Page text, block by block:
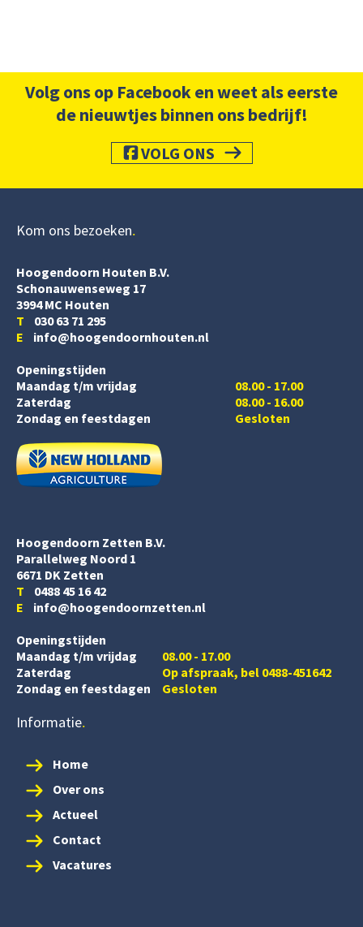
Volg ons op Facebook en weet als eerste
de nieuwtjes binnen ons bedrijf!
VOLG ONS
Kom ons bezoeken
Hoogendoorn Houten B.V.
Schonauwenseweg 17
3994 MC Houten
T 030 63 71 295
E info@hoogendoornhouten.nl
Openingstijden
Maandag t/m vrijdag
Zaterdag
08.00 - 17.00
08.00 - 16.00
Zondag en feestdagen
Gesloten
Hoogendoorn Zetten B.V.
Parallelweg Noord 1
6671 DK Zetten
T 0488 45 16 42
E info@hoogendoornzetten.nl
Openingstijden
Maandag t/m vrijdag
08.00 - 17.00
Zaterdag
Op afspraak, bel 0488-451642
Zondag en feestdagen
Gesloten
Informatie
Home
Over ons
Actueel
Contact
Vacatures